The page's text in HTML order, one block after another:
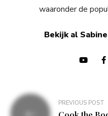
waaronder de
Bekijk al
Bericht
PREVIOUS POST